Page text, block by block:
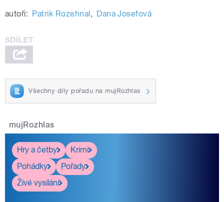
autoři: Patrik Rozehnal, Dana Josefová
Všechny díly pořadu na mujRozhlas
mujRozhlas
Hry a četby
Krimi
Pohádky
Pořady
Živé vysílání